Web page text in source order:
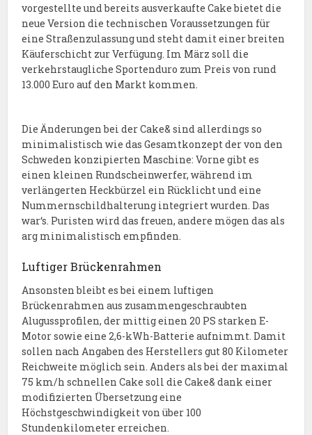
vorgestellte und bereits ausverkaufte Cake bietet die
neue Version die technischen Voraussetzungen für
eine Straßenzulassung und steht damit einer breiten
Käuferschicht zur Verfügung. Im März soll die
verkehrstaugliche Sportenduro zum Preis von rund
13.000 Euro auf den Markt kommen.
Die Änderungen bei der Cake& sind allerdings so
minimalistisch wie das Gesamtkonzept der von den
Schweden konzipierten Maschine: Vorne gibt es
einen kleinen Rundscheinwerfer, während im
verlängerten Heckbürzel ein Rücklicht und eine
Nummernschildhalterung integriert wurden. Das
war‘s. Puristen wird das freuen, andere mögen das als
arg minimalistisch empfinden.
Luftiger Brückenrahmen
Ansonsten bleibt es bei einem luftigen
Brückenrahmen aus zusammengeschraubten
Alugussprofilen, der mittig einen 20 PS starken E-
Motor sowie eine 2,6-kWh-Batterie aufnimmt. Damit
sollen nach Angaben des Herstellers gut 80 Kilometer
Reichweite möglich sein. Anders als bei der maximal
75 km/h schnellen Cake soll die Cake& dank einer
modifizierten Übersetzung eine
Höchstgeschwindigkeit von über 100
Stundenkilometer erreichen.